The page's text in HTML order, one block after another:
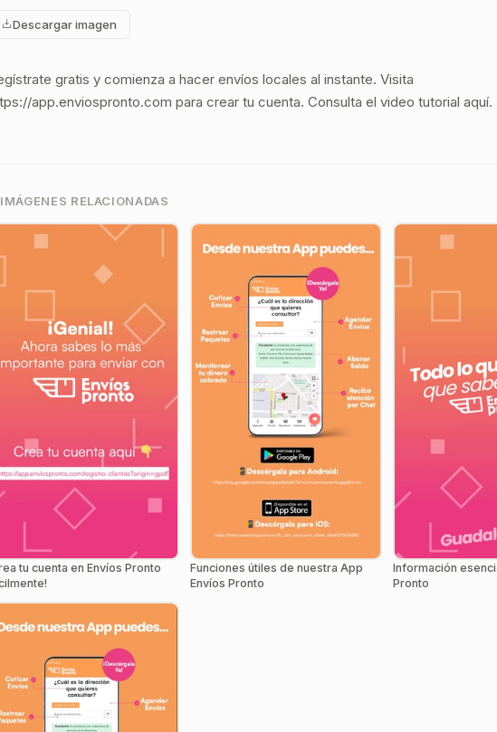
Descargar imagen
gratis y comienza a hacer envíos locales al instante. Visita
app.enviospronto.com para crear tu cuenta. Consulta el video tutorial aquí.
IMÁGENES RELACIONADAS
tu cuenta en Envíos Pronto
Funciones útiles de nuestra App
Envíos Pronto
Información
Pronto